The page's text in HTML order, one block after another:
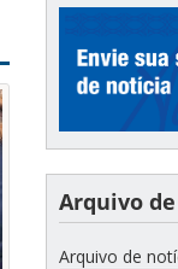
Arquivo
Arquivo de